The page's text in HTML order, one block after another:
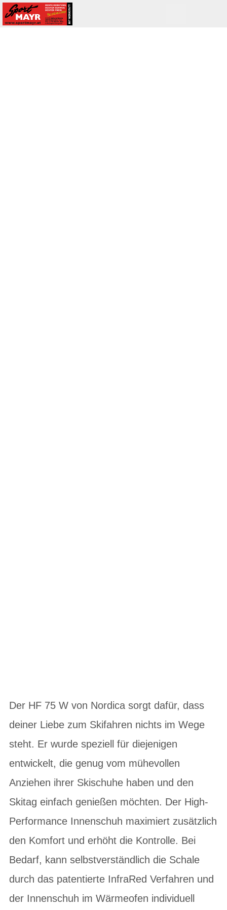
Der HF 75 W von Nordica sorgt dafür, dass
deiner Liebe zum Skifahren nichts im Wege
steht. Er wurde speziell für diejenigen
entwickelt, die genug vom mühevollen
Anziehen ihrer Skischuhe haben und den
Skitag einfach genießen möchten. Der High-
Performance Innenschuh maximiert zusätzlich
den Komfort und erhöht die Kontrolle. Bei
Bedarf, kann selbstverständlich die Schale
durch das patentierte InfraRed Verfahren und
der Innenschuh im Wärmeofen individuell